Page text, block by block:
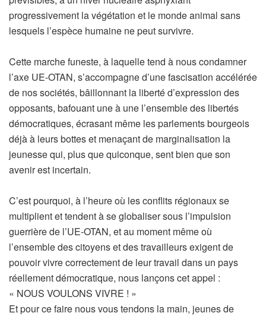
progressivement la végétation et le monde animal sans
lesquels l’espèce humaine ne peut survivre.
Cette marche funeste, à laquelle tend à nous condamner
l’axe UE-OTAN, s’accompagne d’une fascisation accélérée
de nos sociétés, bâillonnant la liberté d’expression des
opposants, bafouant une à une l’ensemble des libertés
démocratiques, écrasant même les parlements bourgeois
déjà à leurs bottes et menaçant de marginalisation la
jeunesse qui, plus que quiconque, sent bien que son
avenir est incertain.
C’est pourquoi, à l’heure où les conflits régionaux se
multiplient et tendent à se globaliser sous l’impulsion
guerrière de l’UE-OTAN, et au moment même où
l’ensemble des citoyens et des travailleurs exigent de
pouvoir vivre correctement de leur travail dans un pays
réellement démocratique, nous lançons cet appel :
« NOUS VOULONS VIVRE ! »
Et pour ce faire nous vous tendons la main, jeunes de